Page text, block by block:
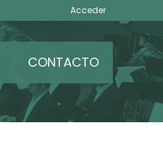
Acceder
CONTACTO